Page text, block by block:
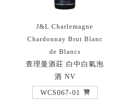
J&L Charlemagne
Chardonnay Brut Blanc
de Blancs
查理曼酒莊 白中白氣泡
酒 NV
WCS067-01